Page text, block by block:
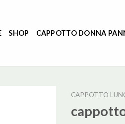
SHOP CAPPOTTO DONNA
CAPPOTTO